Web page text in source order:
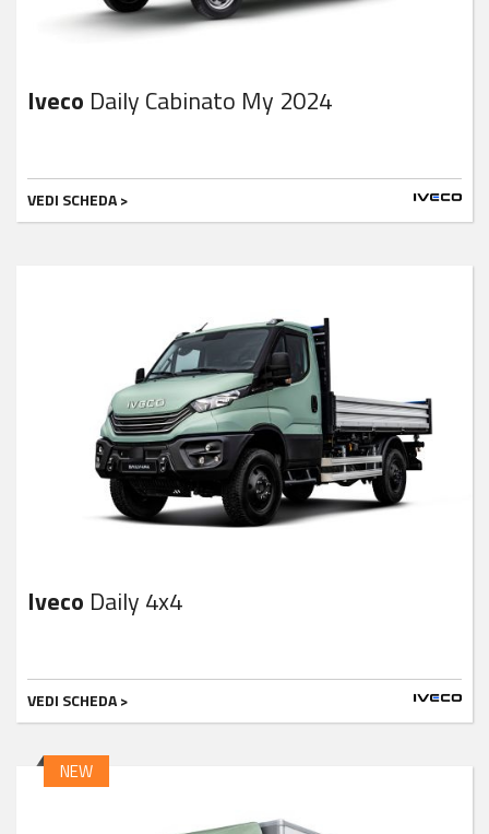
Iveco Daily Cabinato My 2024
VEDI SCHEDA >
Iveco Daily 4x4
VEDI SCHEDA >
NEW